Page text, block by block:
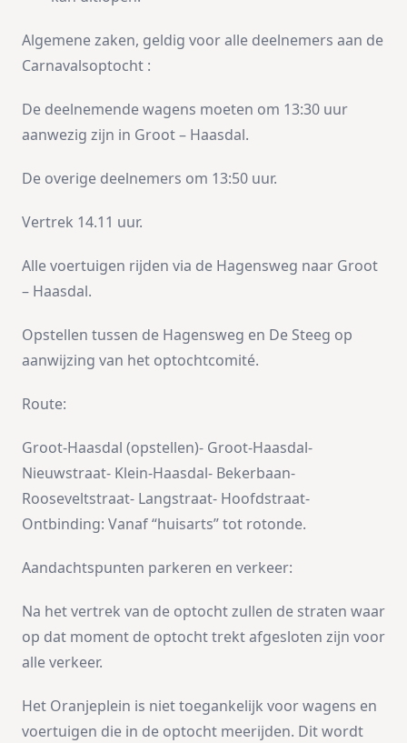
Algemene zaken, geldig voor alle deelnemers aan de
Carnavalsoptocht :
De deelnemende wagens moeten om 13:30 uur
aanwezig zijn in Groot – Haasdal.
De overige deelnemers om 13:50 uur.
Vertrek 14.11 uur.
Alle voertuigen rijden via de Hagensweg naar Groot
– Haasdal.
Opstellen tussen de Hagensweg en De Steeg op
aanwijzing van het optochtcomité.
Route:
Groot-Haasdal (opstellen)- Groot-Haasdal-
Nieuwstraat- Klein-Haasdal- Bekerbaan-
Rooseveltstraat- Langstraat- Hoofdstraat-
Ontbinding: Vanaf “huisarts” tot rotonde.
Aandachtspunten parkeren en verkeer:
Na het vertrek van de optocht zullen de straten waar
op dat moment de optocht trekt afgesloten zijn voor
alle verkeer.
Het Oranjeplein is niet toegankelijk voor wagens en
voertuigen die in de optocht meerijden. Dit wordt